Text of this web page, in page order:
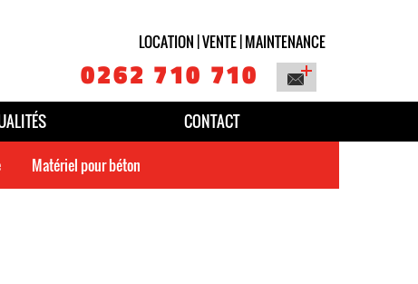
LOCATION | VENTE | MAINTENANCE
0262 710 710
CONTACT
Matériel pour béton